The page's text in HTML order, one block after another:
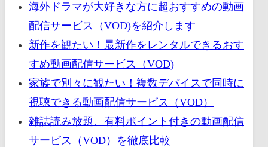
海外ドラマが大好きな方に超おすすめの動画
配信サービス（VOD)を紹介します
新作を観たい！最新作をレンタルできるおす
すめ動画配信サービス（VOD)
家族で別々に観たい！複数デバイスで同時に
視聴できる動画配信サービス（VOD）
雑誌読み放題、有料ポイント付きの動画配信
サービス（VOD）を徹底比較